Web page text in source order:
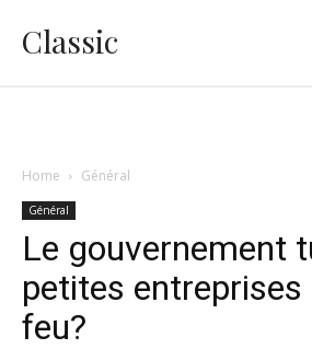
Classic
Home Général
Général
Le gouvernement
petites
feu?